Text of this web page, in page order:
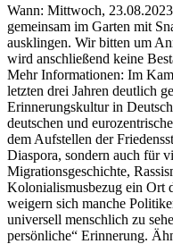
Wann: Mittwoch,
gemeinsam im Garten mit
ausklingen. Wir bitten um
wird anschließend keine
Mehr Informationen: Im
letzten drei Jahren deutlich
Erinnerungskultur in
deutschen und
dem Aufstellen der
Diaspora, sondern auch für
Migrationsgeschichte,
Kolonialismusbezug ein Ort
weigern sich manche
universell menschlich zu
persönliche“ Erinnerung.